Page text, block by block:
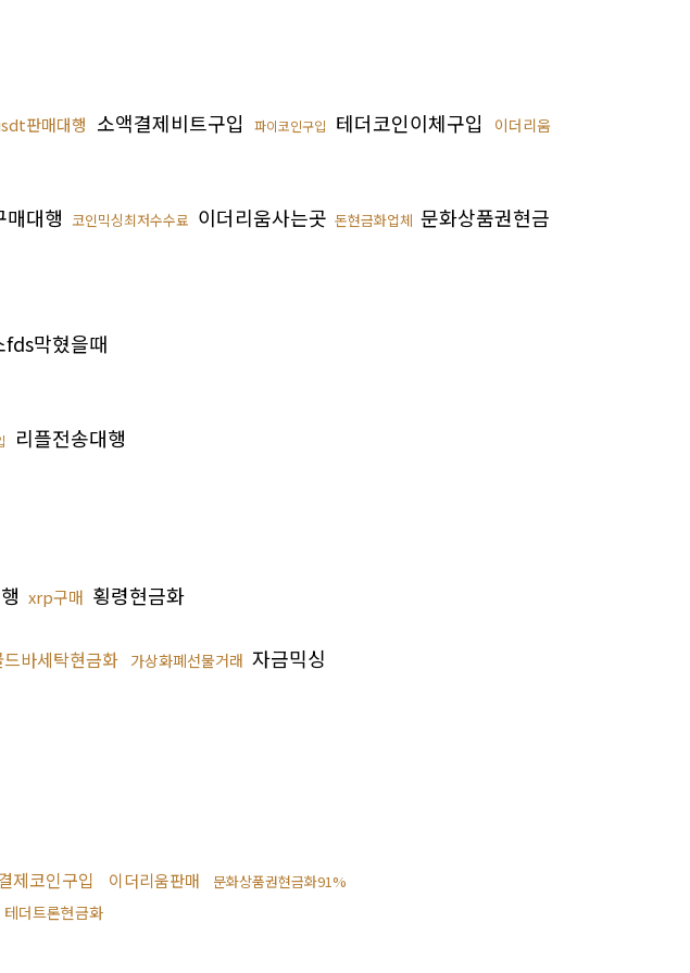
판매대행 소액결제비트구입 파이코인구입 테더코인이체구입
이더리움
매대행 코인믹싱최저수수료 이더리움사는곳 돈현금화업체 문화상품권현금
fds막혔을때
리플전송대행
xrp구매 횡령현금화
드바세탁현금화 가상화폐선물거래 자금믹싱
제코인구입 이더리움판매 문화상품권현금화91%
테더트론현금화